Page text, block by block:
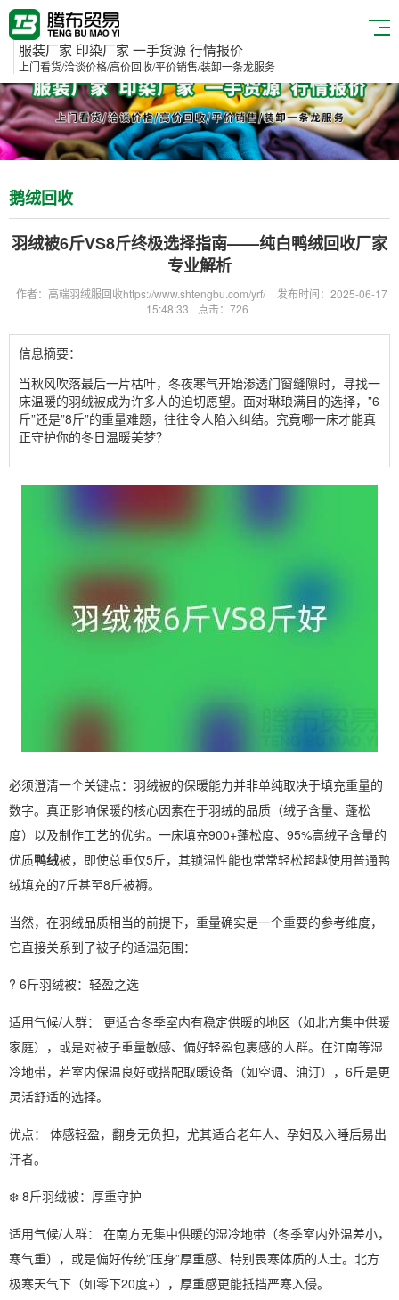
服装厂家 印染厂家 一手货源 行情报价
上门看货/洽谈价格/高价回收/平价销售/装卸一条龙服务
鹅绒回收
羽绒被6斤VS8斤终极选择指南——纯白鸭绒回收厂家
专业解析
作者：高端羽绒服回收https://www.shtengbu.com/yrf/
发布时间：2025-06-17
15:48:33
点击：726
信息摘要：
当秋风吹落最后一片枯叶，冬夜寒气开始渗透门窗缝隙时，寻找一
床温暖的羽绒被成为许多人的迫切愿望。面对琳琅满目的选择，”6
斤”还是”8斤”的重量难题，往往令人陷入纠结。究竟哪一床才能真
正守护你的冬日温暖美梦？
必须澄清一个关键点：羽绒被的保暖能力并非单纯取决于填充重量的
数字。真正影响保暖的核心因素在于羽绒的品质（绒子含量、蓬松
度）以及制作工艺的优劣。一床填充900+蓬松度、95%高绒子含量的
优质鸭绒被，即使总重仅5斤，其锁温性能也常常轻松超越使用普通鸭
绒填充的7斤甚至8斤被褥。
当然，在羽绒品质相当的前提下，重量确实是一个重要的参考维度，
它直接关系到了被子的适温范围：
? 6斤羽绒被：轻盈之选
适用气候/人群： 更适合冬季室内有稳定供暖的地区（如北方集中供暖
家庭），或是对被子重量敏感、偏好轻盈包裹感的人群。在江南等湿
冷地带，若室内保温良好或搭配取暖设备（如空调、油汀），6斤是更
灵活舒适的选择。
优点： 体感轻盈，翻身无负担，尤其适合老年人、孕妇及入睡后易出
汗者。
❄️ 8斤羽绒被：厚重守护
适用气候/人群： 在南方无集中供暖的湿冷地带（冬季室内外温差小，
寒气重），或是偏好传统”压身”厚重感、特别畏寒体质的人士。北方
极寒天气下（如零下20度+），厚重感更能抵挡严寒入侵。